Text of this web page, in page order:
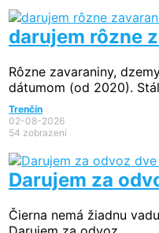
darujem rôzne
Rôzne zavaraniny,
dátumom (od 2020).
Trenčín
02-08-2026
54 zobrazení
Darujem za
Čierna nemá žiadnu